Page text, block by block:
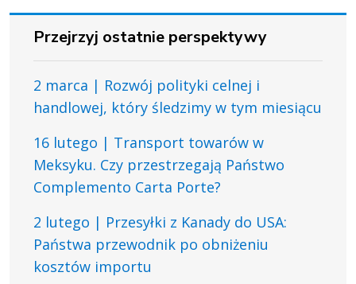
Przejrzyj ostatnie perspektywy
2 marca | Rozwój polityki celnej i
handlowej, który śledzimy w tym miesiącu
16 lutego | Transport towarów w
Meksyku. Czy przestrzegają Państwo
Complemento Carta Porte?
2 lutego | Przesyłki z Kanady do USA:
Państwa przewodnik po obniżeniu
kosztów importu